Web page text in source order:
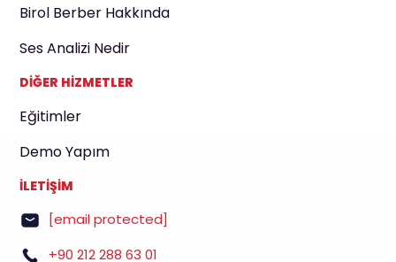
Birol Berber Hakkında
Ses Analizi Nedir
DİĞER HİZMETLER
Eğitimler
Demo Yapım
İLETİŞİM
[email protected]
+90 212 288 63 01